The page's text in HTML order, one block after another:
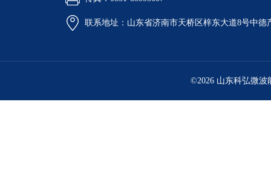
联系地址：山东省济南市天桥区梓东大道8号中德
©2026 山东科弘微